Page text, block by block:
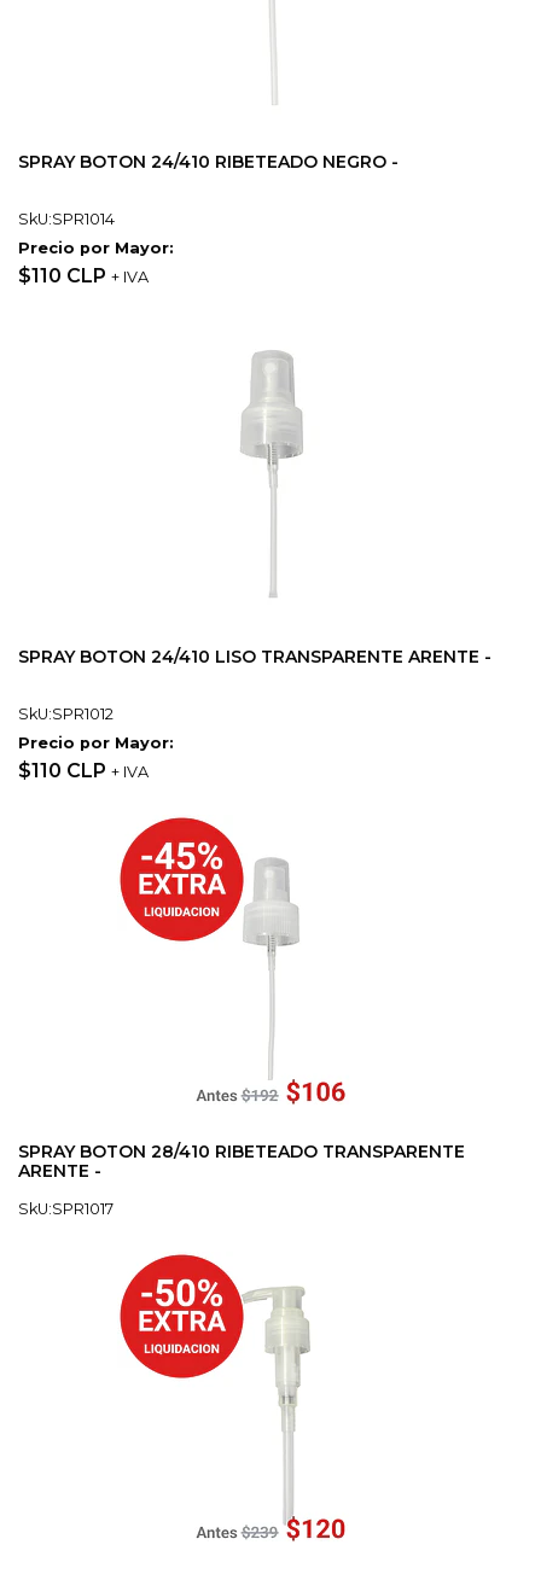
SPRAY BOTON 24/410 RIBETEADO NEGRO -
SkU:SPR1014
Precio por Mayor:
$110 CLP + IVA
SPRAY BOTON 24/410 LISO TRANSPARENTE ARENTE -
SkU:SPR1012
Precio por Mayor:
$110 CLP + IVA
SPRAY BOTON 28/410 RIBETEADO TRANSPARENTE
ARENTE -
SkU:SPR1017